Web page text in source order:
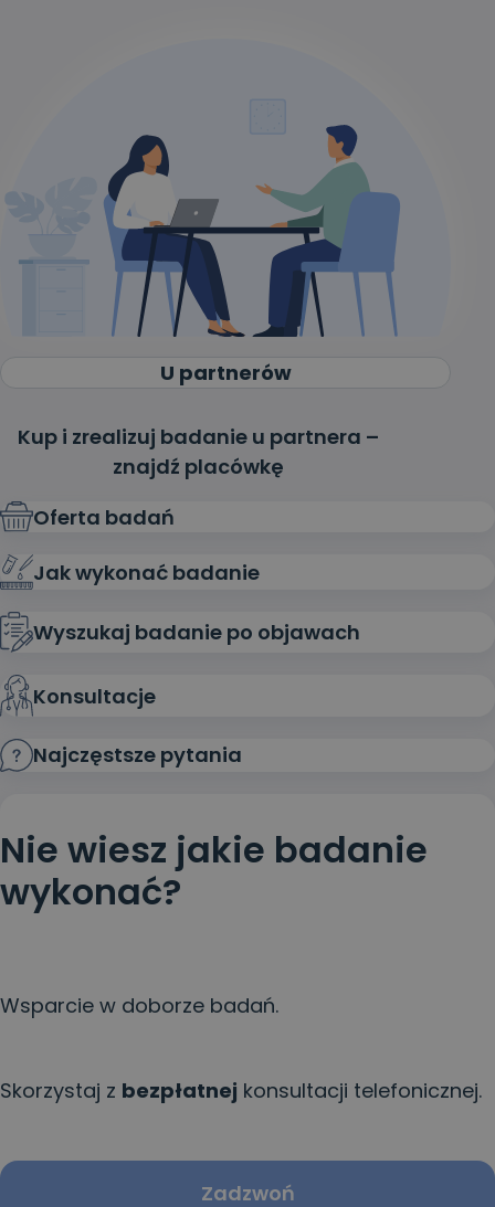
U partnerów
Kup i zrealizuj badanie u partnera –
znajdź placówkę
Oferta badań
Jak wykonać badanie
Wyszukaj badanie po objawach
Konsultacje
Najczęstsze pytania
Nie wiesz jakie badanie
wykonać?
Wsparcie w doborze badań.
Skorzystaj z bezpłatnej konsultacji telefonicznej.
Zadzwoń